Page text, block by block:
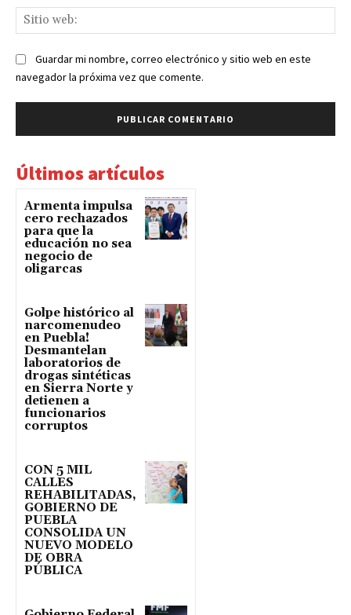
Guardar mi nombre, correo electrónico y sitio web en este
navegador la próxima vez que comente.
Últimos artículos
Armenta impulsa
cero rechazados
para que la
educación no sea
negocio de
oligarcas
Golpe histórico al
narcomenudeo
en Puebla!
Desmantelan
laboratorios de
drogas sintéticas
en Sierra Norte y
detienen a
funcionarios
corruptos
CON 5 MIL
CALLES
REHABILITADAS,
GOBIERNO DE
PUEBLA
CONSOLIDA UN
NUEVO MODELO
DE OBRA
PÚBLICA